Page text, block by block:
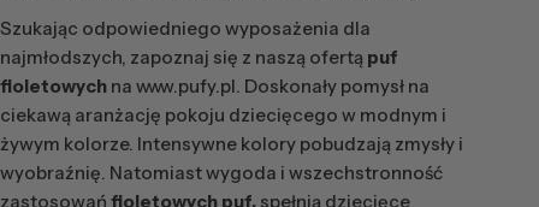
Szukając odpowiedniego wyposażenia dla
najmłodszych, zapoznaj się z naszą ofertą puf
fioletowych na www.pufy.pl. Doskonały pomysł na
ciekawą aranżację pokoju dziecięcego w modnym i
żywym kolorze. Intensywne kolory pobudzają zmysły i
wyobraźnię. Natomiast wygoda i wszechstronność
zastosowań fioletowych puf, spełnią dziecięce